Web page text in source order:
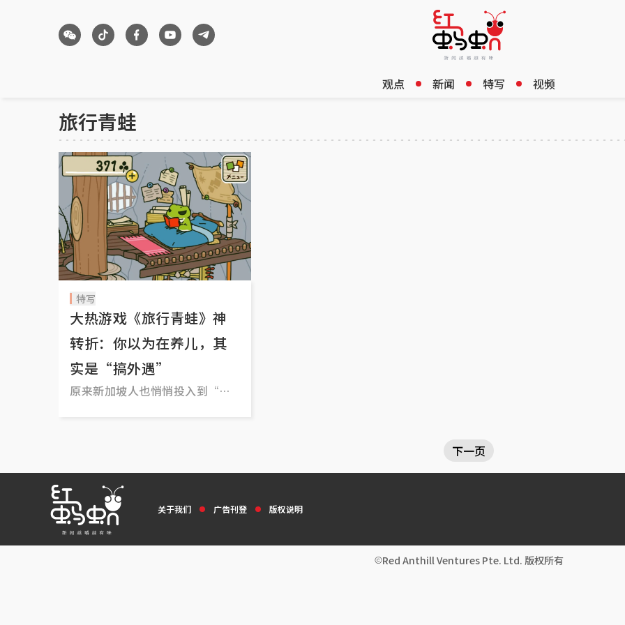
观点 新闻 特写 视频
旅行青蛙
特写
大热游戏《旅行青蛙》神
转折：你以为在养儿，其
实是“搞外遇”
原来新加坡人也悄悄投入到“养
下一页
关于我们 广告刊登 版权说明
Red Anthill Ventures Pte. Ltd. 版权所有